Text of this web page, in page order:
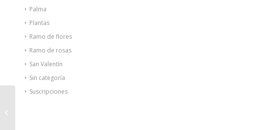
Palma
Plantas
Ramo de flores
Ramo de rosas
San Valentín
Sin categoría
Suscripciones